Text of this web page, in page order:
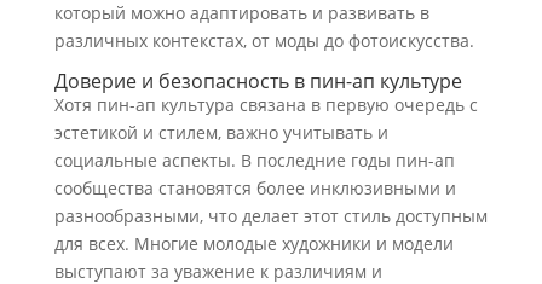
который можно адаптировать и развивать в
различных контекстах, от моды до фотоискусства.
Доверие и безопасность в пин-ап культуре
Хотя пин-ап культура связана в первую очередь с
эстетикой и стилем, важно учитывать и
социальные аспекты. В последние годы пин-ап
сообщества становятся более инклюзивными и
разнообразными, что делает этот стиль доступным
для всех. Многие молодые художники и модели
выступают за уважение к различиям и